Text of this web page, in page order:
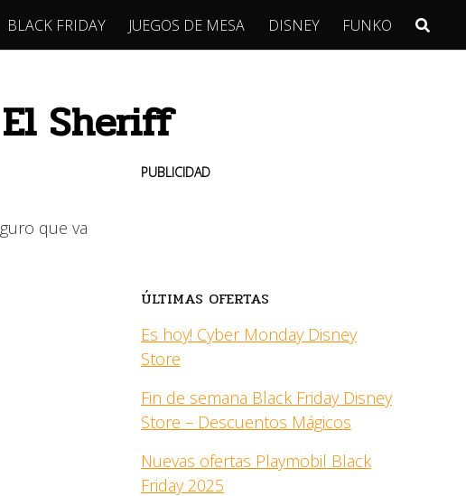
BLACK FRIDAY JUEGOS DE MESA DISNEY FUNKO
Sheriff
que va
PUBLICIDAD
ÚLTIMAS OFERTAS
Es hoy! Cyber Monday Disney
Store
Fin de semana Black Friday Disney
Store – Descuentos Mágicos
Nuevas ofertas Playmobil Black
Friday 2025